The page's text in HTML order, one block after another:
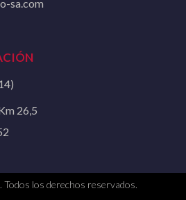
sa.com
26,5
los derechos reservados.